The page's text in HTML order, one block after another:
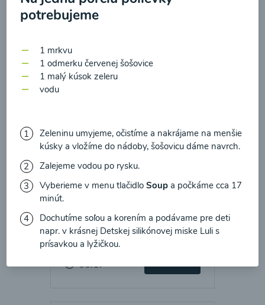
Kalerábovo-cuketová
polievka s hráškom
00:17
potrebujeme
1 mrkvu
1 odmerku červenej šošovice
1 malý kúsok zeleru
vodu
Zeleninu umyjeme, očistíme a nakrájame na menšie
kúsky a vložíme do nádoby, šošovicu dáme navrch.
Zalejeme vodou po rysku.
Vyberieme v menu tlačidloSoup a počkáme cca 17
minút.
Dochutíme soľou a korením a podávame pre deti
napr. v krásnej Detskej silikónovej miske Luli s
prísavkou a lyžičkou.
prečítal(a)informácie o Ochrane osobných